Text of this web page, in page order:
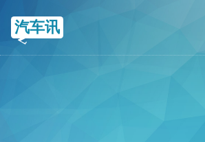
汽车讯